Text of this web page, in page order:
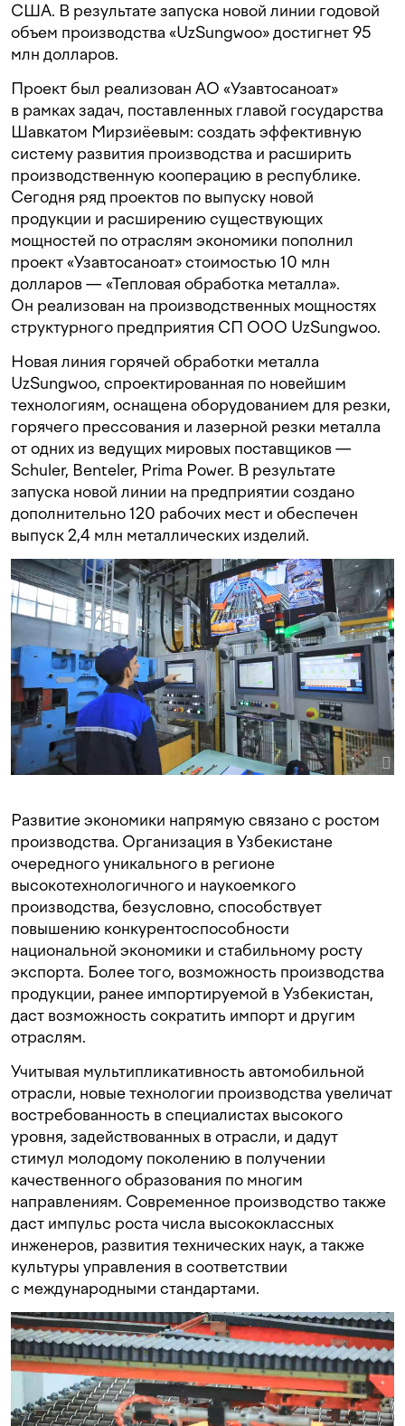
США. В результате запуска новой линии годовой
объем производства «UzSungwoo» достигнет 95
млн долларов.
Проект был реализован АО «Узавтосаноат»
в рамках задач, поставленных главой государства
Шавкатом Мирзиёевым: создать эффективную
систему развития производства и расширить
производственную кооперацию в республике.
Сегодня ряд проектов по выпуску новой
продукции и расширению существующих
мощностей по отраслям экономики пополнил
проект «Узавтосаноат» стоимостью 10 млн
долларов — «Тепловая обработка металла».
Он реализован на производственных мощностях
структурного предприятия СП ООО UzSungwoo.
Новая линия горячей обработки металла
UzSungwoo, спроектированная по новейшим
технологиям, оснащена оборудованием для резки,
горячего прессования и лазерной резки металла
от одних из ведущих мировых поставщиков —
Schuler, Benteler, Prima Power. В результате
запуска новой линии на предприятии создано
дополнительно 120 рабочих мест и обеспечен
выпуск 2,4 млн металлических изделий.
Развитие экономики напрямую связано с ростом
производства. Организация в Узбекистане
очередного уникального в регионе
высокотехнологичного и наукоемкого
производства, безусловно, способствует
повышению конкурентоспособности
национальной экономики и стабильному росту
экспорта. Более того, возможность производства
продукции, ранее импортируемой в Узбекистан,
даст возможность сократить импорт и другим
отраслям.
Учитывая мультипликативность автомобильной
отрасли, новые технологии производства увеличат
востребованность в специалистах высокого
уровня, задействованных в отрасли, и дадут
стимул молодому поколению в получении
качественного образования по многим
направлениям. Современное производство также
даст импульс роста числа высококлассных
инженеров, развития технических наук, а также
культуры управления в соответствии
с международными стандартами.